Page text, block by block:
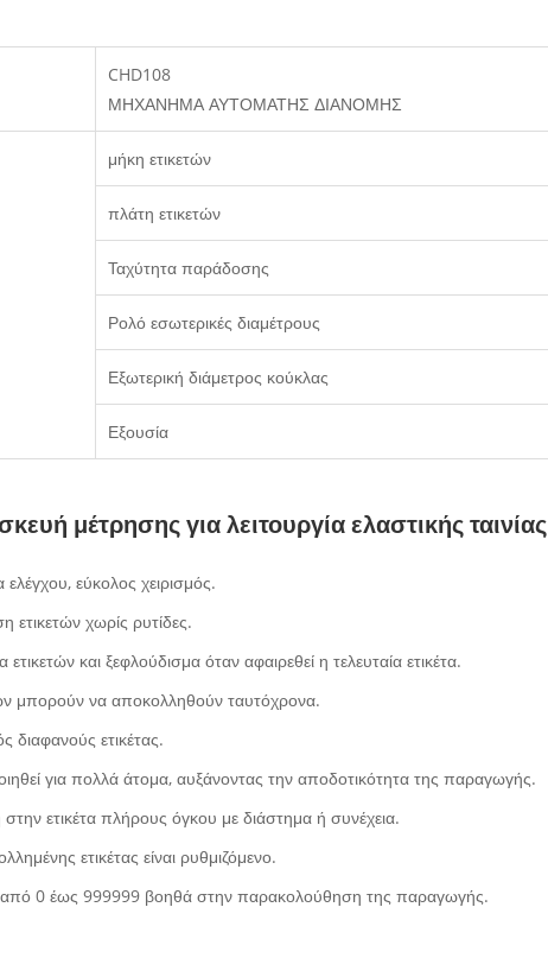
CHD108
ΜΗΧΑΝΗΜΑ ΑΥΤΟΜΑΤΗΣ ΔΙΑΝΟΜΗΣ
μήκη ετικετών
πλάτη ετικετών
Ταχύτητα παράδοσης
Ρολό εσωτερικές διαμέτρους
Εξωτερική διάμετρος κούκλας
Εξουσία
μέτρησης για λειτουργία ελαστικής ταινίας
εύκολος χειρισμός.
χωρίς ρυτίδες.
και ξεφλούδισμα όταν αφαιρεθεί η τελευταία ετικέτα.
μπορούν να αποκολληθούν ταυτόχρονα.
διαφανούς ετικέτας.
για πολλά άτομα, αυξάνοντας την αποδοτικότητα της παραγωγής.
ετικέτα πλήρους όγκου με διάστημα ή συνέχεια.
ετικέτας είναι ρυθμιζόμενο.
από 0 έως 999999 βοηθά στην παρακολούθηση της παραγωγής.